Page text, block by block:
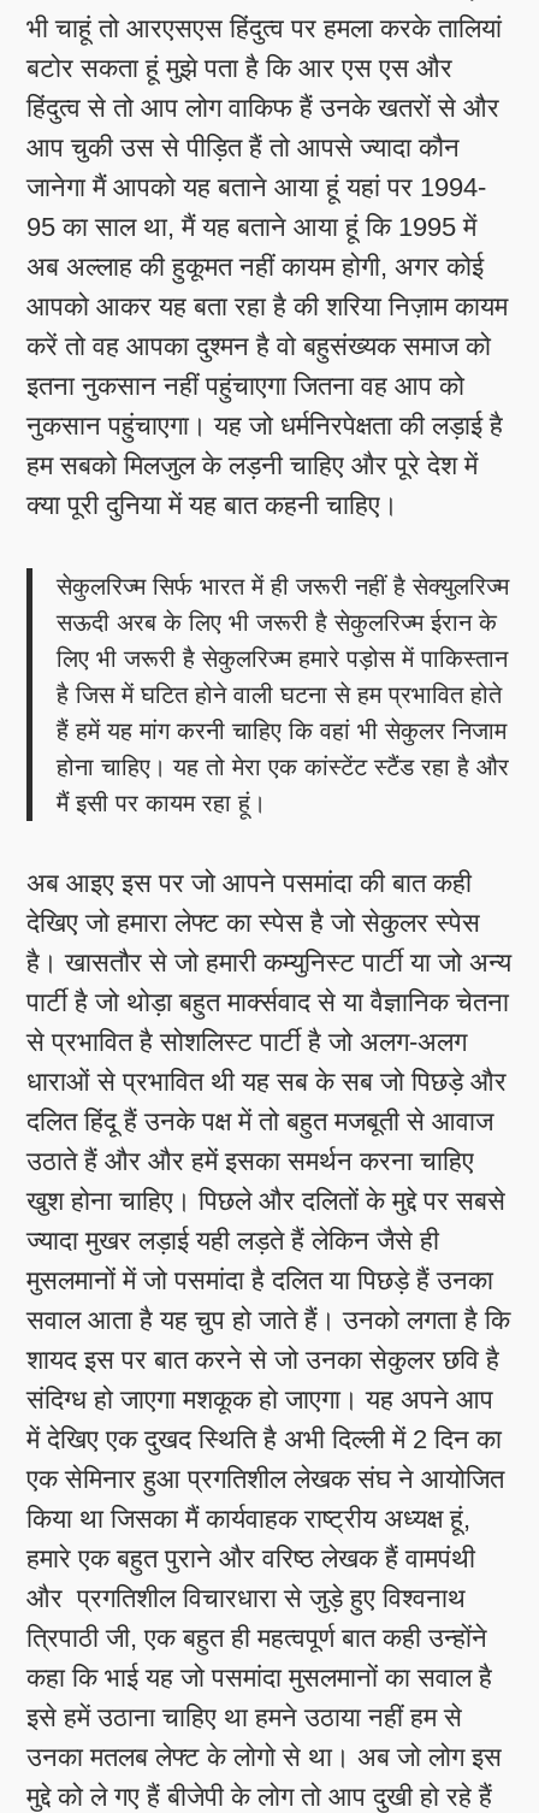
भी चाहूं तो आरएसएस हिंदुत्व पर हमला करके तालियां
बटोर सकता हूं मुझे पता है कि आर एस एस और
हिंदुत्व से तो आप लोग वाकिफ हैं उनके खतरों से और
आप चुकी उस से पीड़ित हैं तो आपसे ज्यादा कौन
जानेगा मैं आपको यह बताने आया हूं यहां पर 1994-
95 का साल था, मैं यह बताने आया हूं कि 1995 में
अब अल्लाह की हुकूमत नहीं कायम होगी, अगर कोई
आपको आकर यह बता रहा है की शरिया निज़ाम कायम
करें तो वह आपका दुश्मन है वो बहुसंख्यक समाज को
इतना नुकसान नहीं पहुंचाएगा जितना वह आप को
नुकसान पहुंचाएगा। यह जो धर्मनिरपेक्षता की लड़ाई है
हम सबको मिलजुल के लड़नी चाहिए और पूरे देश में
क्या पूरी दुनिया में यह बात कहनी चाहिए।
सेकुलरिज्म सिर्फ भारत में ही जरूरी नहीं है सेक्युलरिज्म
सऊदी अरब के लिए भी जरूरी है सेकुलरिज्म ईरान के
लिए भी जरूरी है सेकुलरिज्म हमारे पड़ोस में पाकिस्तान
है जिस में घटित होने वाली घटना से हम प्रभावित होते
हैं हमें यह मांग करनी चाहिए कि वहां भी सेकुलर निजाम
होना चाहिए। यह तो मेरा एक कांस्टेंट स्टैंड रहा है और
मैं इसी पर कायम रहा हूं।
अब आइए इस पर जो आपने पसमांदा की बात कही
देखिए जो हमारा लेफ्ट का स्पेस है जो सेकुलर स्पेस
है। खासतौर से जो हमारी कम्युनिस्ट पार्टी या जो अन्य
पार्टी है जो थोड़ा बहुत मार्क्सवाद से या वैज्ञानिक चेतना
से प्रभावित है सोशलिस्ट पार्टी है जो अलग-अलग
धाराओं से प्रभावित थी यह सब के सब जो पिछड़े और
दलित हिंदू हैं उनके पक्ष में तो बहुत मजबूती से आवाज
उठाते हैं और और हमें इसका समर्थन करना चाहिए
खुश होना चाहिए। पिछले और दलितों के मुद्दे पर सबसे
ज्यादा मुखर लड़ाई यही लड़ते हैं लेकिन जैसे ही
मुसलमानों में जो पसमांदा है दलित या पिछड़े हैं उनका
सवाल आता है यह चुप हो जाते हैं। उनको लगता है कि
शायद इस पर बात करने से जो उनका सेकुलर छवि है
संदिग्ध हो जाएगा मशकूक हो जाएगा। यह अपने आप
में देखिए एक दुखद स्थिति है अभी दिल्ली में 2 दिन का
एक सेमिनार हुआ प्रगतिशील लेखक संघ ने आयोजित
किया था जिसका मैं कार्यवाहक राष्ट्रीय अध्यक्ष हूं,
हमारे एक बहुत पुराने और वरिष्ठ लेखक हैं वामपंथी
और प्रगतिशील विचारधारा से जुड़े हुए विश्वनाथ
त्रिपाठी जी, एक बहुत ही महत्वपूर्ण बात कही उन्होंने
कहा कि भाई यह जो पसमांदा मुसलमानों का सवाल है
इसे हमें उठाना चाहिए था हमने उठाया नहीं हम से
उनका मतलब लेफ्ट के लोगो से था। अब जो लोग इस
मुद्दे को ले गए हैं बीजेपी के लोग तो आप दुखी हो रहे हैं